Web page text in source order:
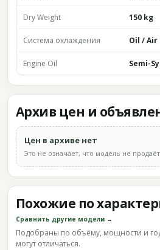
Dry Weight 150 kg
Система охлаждения Oil / Air
Engine Oil Semi-
Архив цен и
Цен в архиве нет
Это не означает, что модель не
Похожие по
Сравнить другие модели →
Подобраны по объёму, мощности и
могут отличаться.